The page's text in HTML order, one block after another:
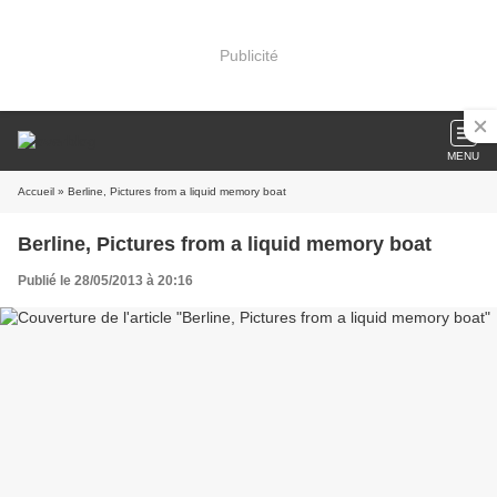
Publicité
MENU
Accueil » Berline, Pictures from a liquid memory boat
Berline, Pictures from a liquid memory boat
Publié le 28/05/2013 à 20:16